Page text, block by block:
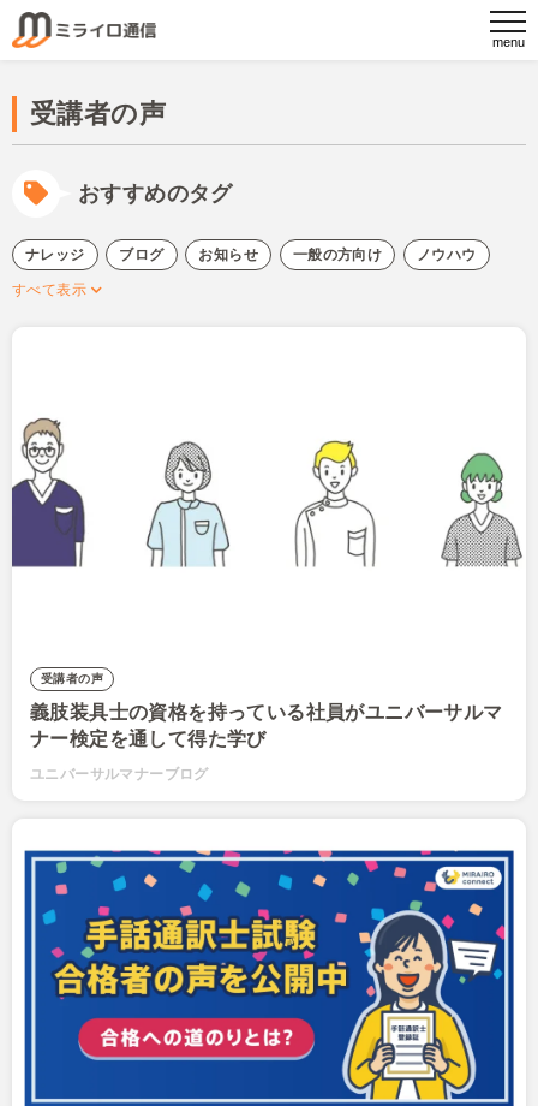
受講者の声
おすすめのタグ
ナレッジ ブログ お知らせ 一般の方向け ノウハウ
受講者の声
義肢装具士の資格を持っている社員がユニバーサルマ
ナー検定を通して得た学び
ユニバーサルマナーブログ